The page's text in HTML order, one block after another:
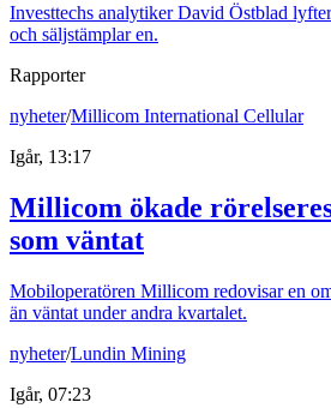
Investtechs analytiker David Östblad
och säljstämplar en.
Rapporter
nyheter/Millicom International Cellular
Igår, 13:17
Millicom ökade
som väntat
Mobiloperatören Millicom redovisar en
än väntat under andra kvartalet.
nyheter/Lundin Mining
Igår, 07:23